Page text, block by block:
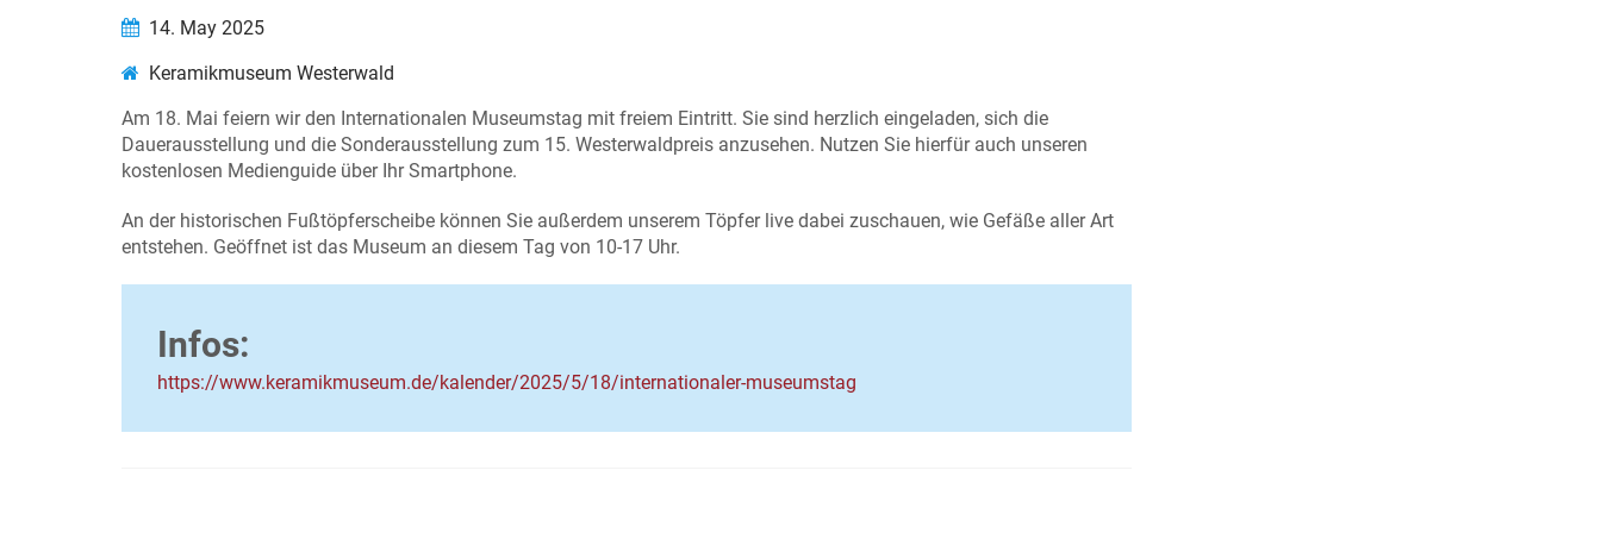
14. May 2025
Keramikmuseum Westerwald
Am 18. Mai feiern wir den Internationalen Museumstag mit freiem Eintritt. Sie sind herzlich eingeladen, sich die
Dauerausstellung und die Sonderausstellung zum 15. Westerwaldpreis anzusehen. Nutzen Sie hierfür auch unseren
kostenlosen Medienguide über Ihr Smartphone.
An der historischen Fußtöpferscheibe können Sie außerdem unserem Töpfer live dabei zuschauen, wie Gefäße aller Art
entstehen. Geöffnet ist das Museum an diesem Tag von 10-17 Uhr.
Infos:
https://www.keramikmuseum.de/kalender/2025/5/18/internationaler-museumstag